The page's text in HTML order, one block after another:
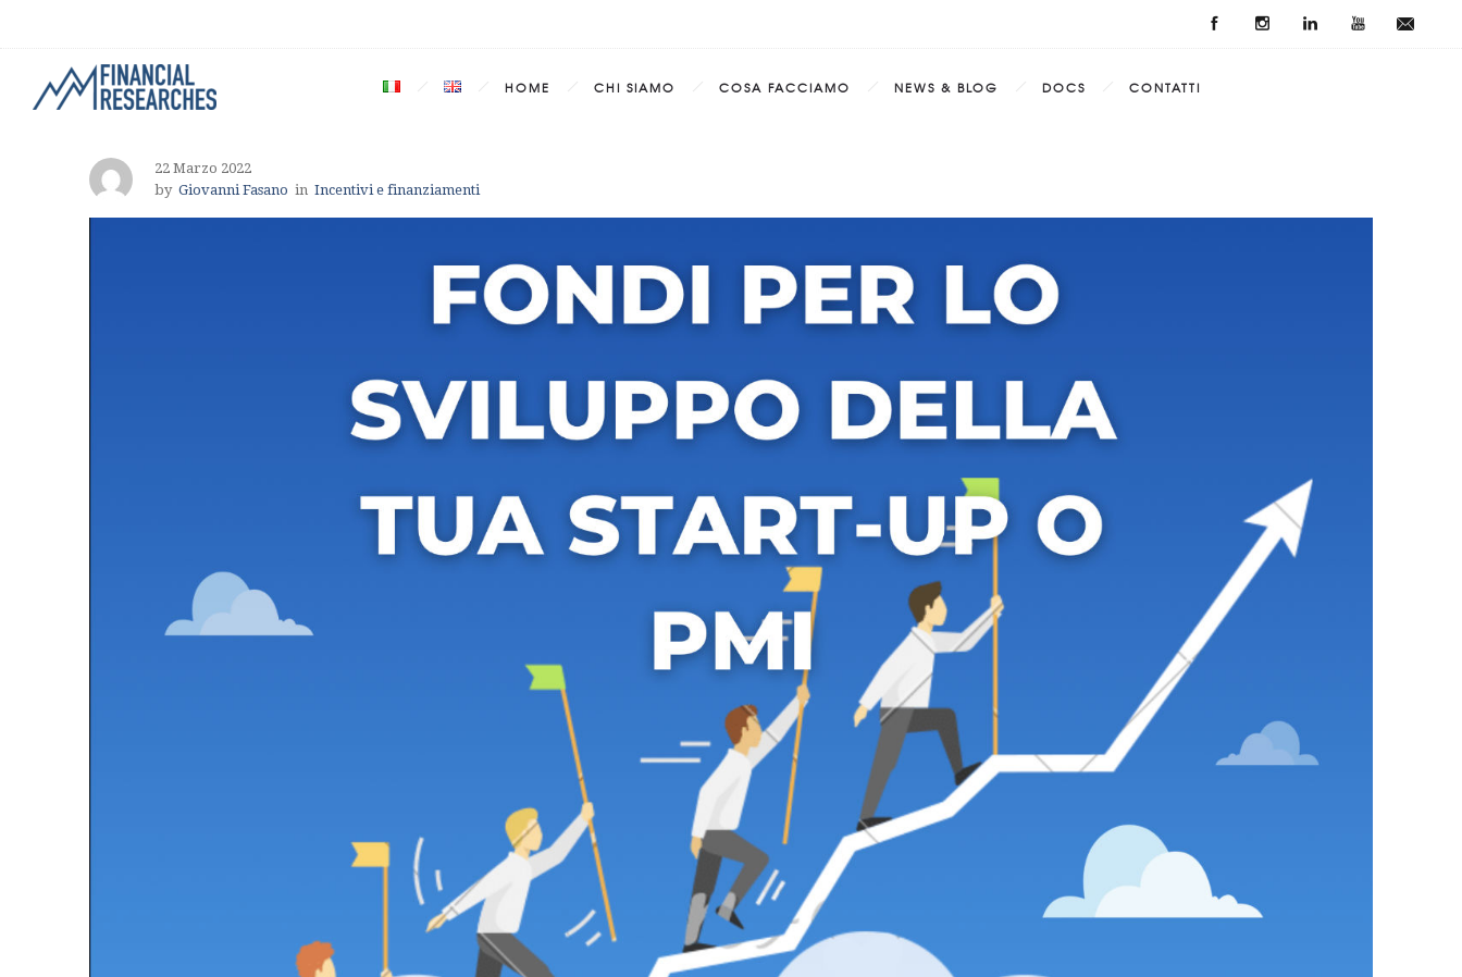
HOME CHI SIAMO COSA FACCIAMO NEWS & BLOG DOCS CONTATTI
22 Marzo 2022
by Giovanni Fasano in Incentivi e finanziamenti